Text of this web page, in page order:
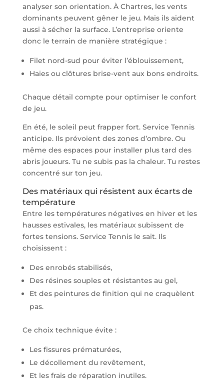
analyser son orientation. À Chartres, les vents
dominants peuvent gêner le jeu. Mais ils aident
aussi à sécher la surface. L’entreprise oriente
donc le terrain de manière stratégique :
Filet nord-sud pour éviter l’éblouissement,
Haies ou clôtures brise-vent aux bons endroits.
Chaque détail compte pour optimiser le confort
de jeu.
En été, le soleil peut frapper fort. Service Tennis
anticipe. Ils prévoient des zones d’ombre. Ou
même des espaces pour installer plus tard des
abris joueurs. Tu ne subis pas la chaleur. Tu restes
concentré sur ton jeu.
Des matériaux qui résistent aux écarts de
température
Entre les températures négatives en hiver et les
hausses estivales, les matériaux subissent de
fortes tensions. Service Tennis le sait. Ils
choisissent :
Des enrobés stabilisés,
Des résines souples et résistantes au gel,
Et des peintures de finition qui ne craquèlent
pas.
Ce choix technique évite :
Les fissures prématurées,
Le décollement du revêtement,
Et les frais de réparation inutiles.